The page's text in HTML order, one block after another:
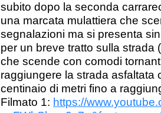
subito dopo la seconda
una marcata mulattiera che
segnalazioni ma si presenta
per un breve tratto sulla strada
che scende con comodi
raggiungere la strada asfaltata
centinaio di metri fino a
Filmato 1: https://